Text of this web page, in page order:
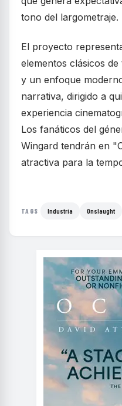
tono del largometraje.
El proyecto
elementos clásicos
y un enfoque
narrativa, dirigido a
experiencia
Los fanáticos del
Wingard tendrán en
atractiva para la
TAGS Industria Onslaught